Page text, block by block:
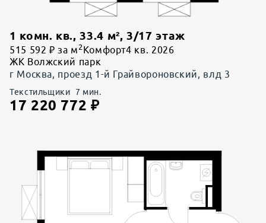
1 комн. кв., 33.4 м²,3/17 этаж
515 592 ₽ за м 2 Комфорт4 кв. 2026
ЖК Волжский парк
г Москва, проезд 1-й Грайвороновский, влд 3
Текстильщики 7 мин.
17 220 772 ₽